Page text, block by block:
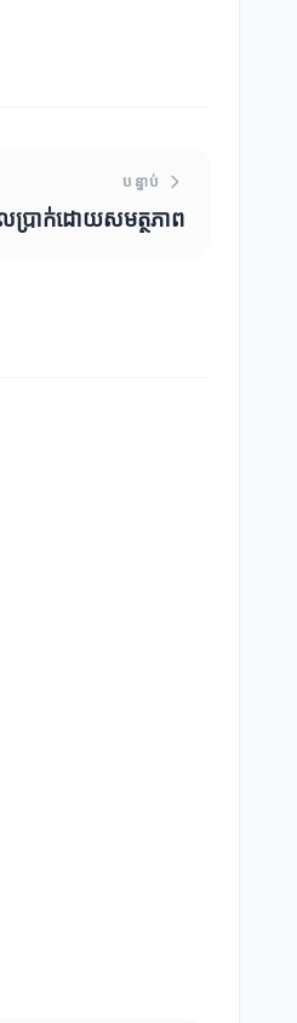
បន្ទាប់
លប្រាក់ដោយសមត្ថភាព